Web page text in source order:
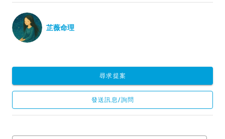
芷薇命理
尋求提案
發送訊息/詢問